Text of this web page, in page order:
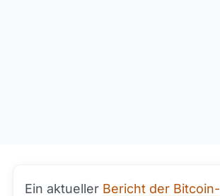
Ein aktueller Bericht der Bitcoin-